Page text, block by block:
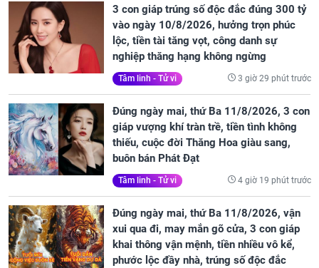
3 con giáp trúng số độc đắc đúng 300 tỷ
vào ngày 10/8/2026, hưởng trọn phúc
lộc, tiền tài tăng vọt, công danh sự
nghiệp thăng hạng không ngừng
Tâm linh - Tử vi 3 giờ 29 phút trước
Đúng ngày mai, thứ Ba 11/8/2026, 3 con
giáp vượng khí tràn trề, tiền tình không
thiếu, cuộc đời Thăng Hoa giàu sang,
buôn bán Phát Đạt
Tâm linh - Tử vi 4 giờ 19 phút trước
Đúng ngày mai, thứ Ba 11/8/2026, vận
xui qua đi, may mắn gõ cửa, 3 con giáp
khai thông vận mệnh, tiền nhiều vô kể,
phước lộc đầy nhà, trúng số độc đắc